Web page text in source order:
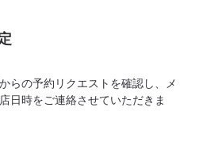
らの予約リクエストを確認し、メ
日時をご連絡させていただきま